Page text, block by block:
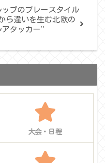
ップのプレースタイル
ら違いを生む北欧の
アタッカー"
大会・日程